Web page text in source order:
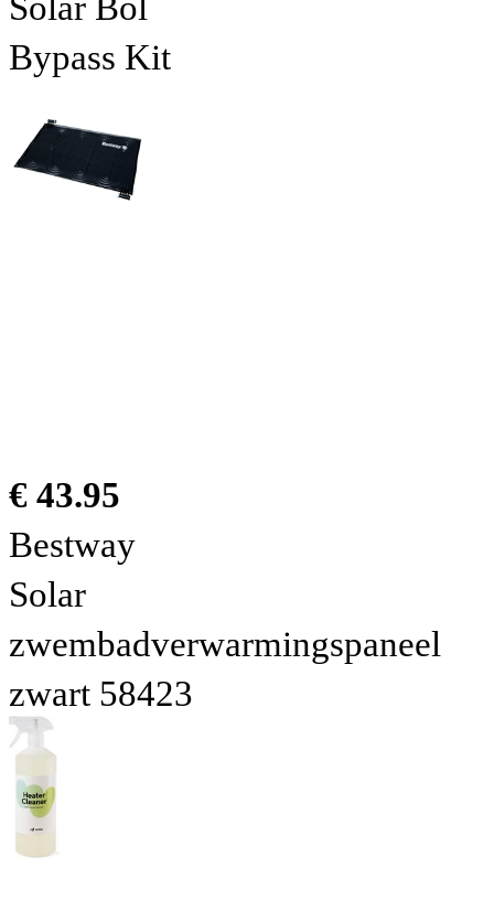
Solar Bol
Bypass Kit
€ 43.95
Bestway
Solar
zwembadverwarmingspaneel
zwart 58423